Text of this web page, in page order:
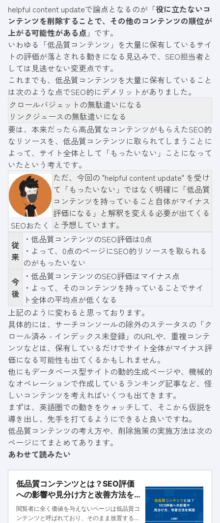
helpful content updateで論点となるのが「役に立たないコ
ンテンツを削除することで、その他のコンテンツの順位が
上がる可能性がある点 」です。
いわゆる「低品質コンテンツ 」を大量に保有しているサイ
トの評価が落とされる動きになる見込みで、SEO担当者と
しては見逃せない変更点です。
これまでも、低品質コンテンツを大量に保有していること
は次のような点でSEO的にデメリットがありました。
クロールバジェットの無駄遣いになる
リンクジュースの無駄遣いになる
要は、本来だったら高品質なコンテンツがもらえたSEO的
なリソースを、低品質コンテンツに取られてしまうことに
よって、サイト全体として「もったいない」ことになって
いたという考えです。
SEOおたく
ただ、今回の "helpful content update" を受け
て「もったいない」ではなく明確に「低品質
コンテンツを持っていること自体がマイナス
評価になる」と解釈を変える必要が出てくる
と予想しています。
従
来
・低品質コンテンツのSEO評価は0点
・よって、0点のページにSEO的リソースを取られる
のがもったいない
今
後
・低品質コンテンツのSEO評価はマイナス点
・よって、そのコンテンツを持っていることでサイ
ト全体の平均点が低くなる
上記のように変わると思っております。
具体的には、サーチコンソールの除外のステータスの「ク
ロール済み - インデックス未登録」のURLや、重複コンテ
ンツなどは、保有しているだけでサイト全体がマイナス評
価になる可能性も出てくるかもしれません。
他にもデータベース型サイトの動的生成ページや、機械的
なオペレーションで作成しているランキング記事など、怪
しいコンテンツを考えればいくつも出てきます。
まずは、英語圏での動きをウォッチして、そこから仮説を
導き出し、先手を打てるようにできると良いですね。
低品質コンテンツの考え方や、削除施策の実施方法は次の
ページにてまとめてあります。
あわせて読みたい
低品質コンテンツとは？SEO評価
への影響や見分け方と改善方法を
解説
閲覧者に全く価値を与えないページは低品質コ
ンテンツと呼ばれており、そのまま放置するこ